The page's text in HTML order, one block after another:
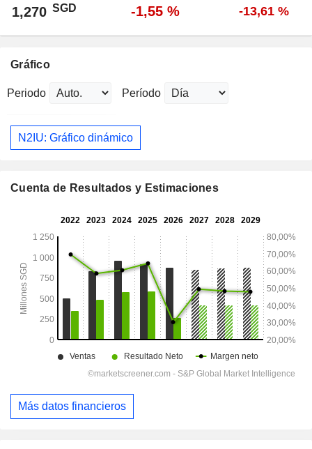
1,270 SGD -1,55 % -13,61 %
Gráfico
Periodo Período
N2IU: Gráfico dinámico
Cuenta de Resultados y Estimaciones
Más datos financieros